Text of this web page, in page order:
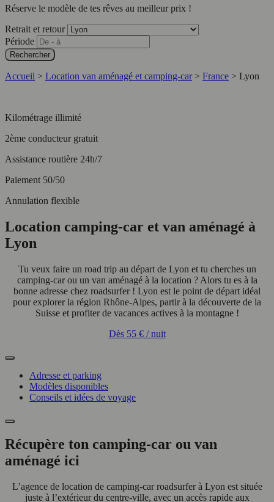
Réserve le modèle de tes rêves au meilleur prix !
Retrait et retour
Période
Rechercher
Accueil > Location van aménagé et camping-car > France > Lyon
Kilométrage illimité
2ème conducteur gratuit
Assistance routière 24h/7
Paiement 50/50
Annulation flexible
Location camping-car et van aménagé à
Lyon
Tu veux faire un road trip au départ de Lyon et tu cherches un
camping-car ou un van aménagé à la location ? Alors tu es à la
bonne adresse chez roadsurfer ! Lyon est le point de départ idéal
pour explorer la région Rhône-Alpes, partir à la découverte de la
Suisse et profiter de vacances actives à la montagne !
Dès 55 €/ nuit
Adresse et parking
Modèles disponibles
Conseils et idées de voyage
Récupère ton camping-car ou van
aménagé ici
L’agence de location de camping-car roadsurfer à Lyon est située
juste à l’extérieur du centre-ville, avec un accès rapide aux